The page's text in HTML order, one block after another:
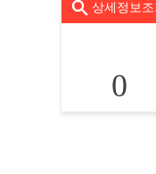
상세정보조
0